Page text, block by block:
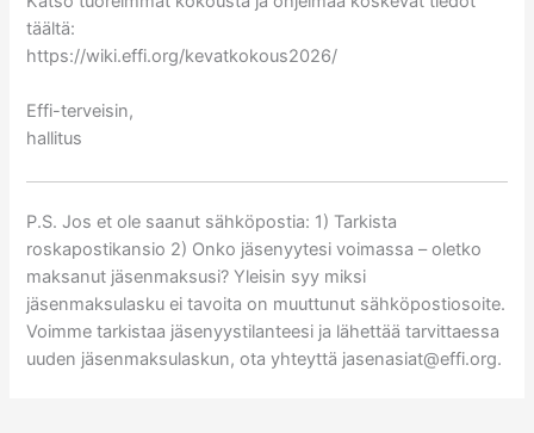
täältä:
https://wiki.effi.org/kevatkokous2026/
Effi-terveisin,
hallitus
P.S. Jos et ole saanut sähköpostia: 1) Tarkista
roskapostikansio 2) Onko jäsenyytesi voimassa – oletko
maksanut jäsenmaksusi? Yleisin syy miksi
jäsenmaksulasku ei tavoita on muuttunut sähköpostiosoite.
Voimme tarkistaa jäsenyystilanteesi ja lähettää tarvittaessa
uuden jäsenmaksulaskun, ota yhteyttä jasenasiat@effi.org.